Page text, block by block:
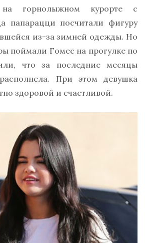
на горнолыжном курорте с
папарацци посчитали фигуру
из-за зимней одежды. Но
поймали Гомес на прогулке по
что за последние месяцы
При этом девушка
здоровой и счастливой.